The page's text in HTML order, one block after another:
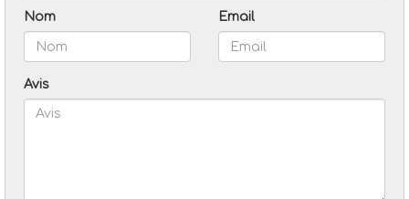
Nom Email
Avis